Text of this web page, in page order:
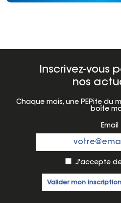
Inscrivez-vous
nos
Chaque mois, une PEPite du
boîte
Email
J'accepte